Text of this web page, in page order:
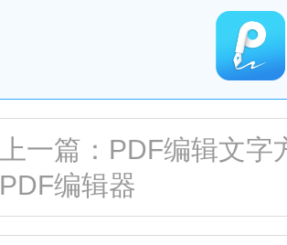
上一篇：PDF编辑文
PDF编辑器